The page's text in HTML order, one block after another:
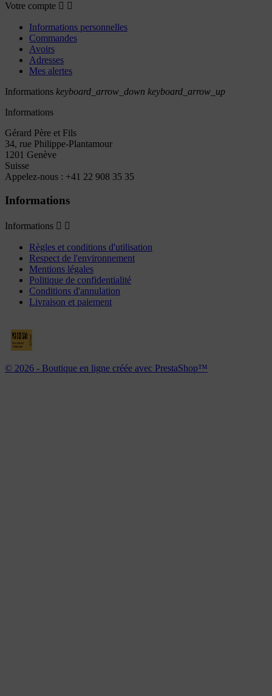
Votre compte  
Informations personnelles
Commandes
Avoirs
Adresses
Mes alertes
Informations keyboard_arrow_down keyboard_arrow_up
Informations
Gérard Père et Fils
34, rue Philippe-Plantamour
1201 Genève
Suisse
Appelez-nous : +41 22 908 35 35
Informations
Informations  
Règles et conditions d'utilisation
Respect de l'environnement
Mentions légales
Politique de confidentialité
Conditions d'annulation
Livraison et paiement
© 2026 - Boutique en ligne créée avec PrestaShop™